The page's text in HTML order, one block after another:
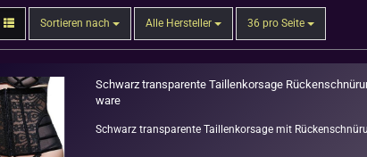
Sortieren nach
Sortieren nach Alle Hersteller 36 pro Seite
pro Seite
Schwarz trans­pa­ren­te Tail­len­kor­sa­ge
wa­re
Schwarz trans­pa­ren­te Tail­len­kor­sa­ge mit